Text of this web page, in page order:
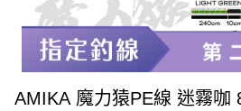
AMIKA 魔力猿PE線 迷霧咖